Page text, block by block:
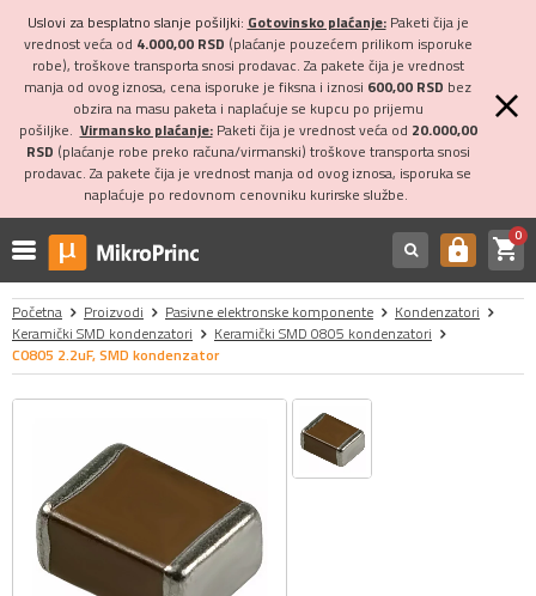
Uslovi za besplatno slanje pošiljki: Gotovinsko plaćanje:Paketi čija je
vrednost veća od 4.000,00 RSD (plaćanje pouzećem prilikom isporuke
robe), troškove transporta snosi prodavac. Za pakete čija je vrednost
manja od ovog iznosa, cena isporuke je fiksna i iznosi 600,00 RSD bez
obzira na masu paketa i naplaćuje se kupcu po prijemu
pošiljke. Virmansko plaćanje:Paketi čija je vrednost veća od 20.000,00
RSD (plaćanje robe preko računa/virmanski) troškove transporta snosi
prodavac. Za pakete čija je vrednost manja od ovog iznosa, isporuka se
naplaćuje po redovnom cenovniku kurirske službe.
https shopping_cart0
Početna Proizvodi Pasivne elektronske komponente
Kondenzatori
Keramički SMD kondenzatori
Keramički SMD 0805 kondenzatori
C0805 2.2uF, SMD kondenzator